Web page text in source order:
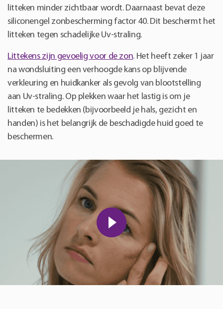
litteken minder zichtbaar wordt. Daarnaast bevat deze
siliconengel zonbescherming factor 40. Dit beschermt het
litteken tegen schadelijke Uv-straling.
Littekens zijn gevoelig voor de zon. Het heeft zeker 1 jaar
na wondsluiting een verhoogde kans op blijvende
verkleuring en huidkanker als gevolg van blootstelling
aan Uv-straling. Op plekken waar het lastig is om je
litteken te bedekken (bijvoorbeeld je hals, gezicht en
handen) is het belangrijk de beschadigde huid goed te
beschermen.